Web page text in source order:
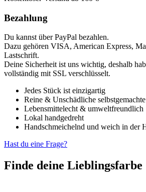
Bezahlung
Du kannst über PayPal bezahlen.
Dazu gehören VISA, American Express,
Lastschrift.
Deine Sicherheit ist uns wichtig, deshalb
vollständig mit SSL verschlüsselt.
Jedes Stück ist einzigartig
Reine & Unschädliche
Lebensmittelecht & umweltfreundlich
Lokal handgedreht
Handschmeichelnd und weich in der
Hast du eine Frage?
Finde deine Lieblingsfarbe